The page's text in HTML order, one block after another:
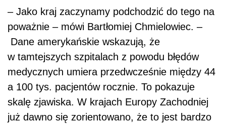
– Jako kraj zaczynamy podchodzić do tego na
poważnie – mówi Bartłomiej Chmielowiec. –
Dane amerykańskie wskazują, że
w tamtejszych szpitalach z powodu błędów
medycznych umiera przedwcześnie między 44
a 100 tys. pacjentów rocznie. To pokazuje
skalę zjawiska. W krajach Europy Zachodniej
już dawno się zorientowano, że to jest bardzo